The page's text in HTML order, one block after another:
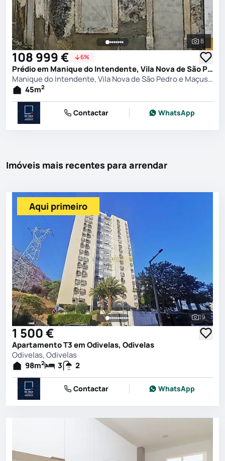
Ver
8
108 999 € 6%
Prédio em Manique do Intendente, Vila Nova de São Pedro e Maçussa, Azambuja
Manique do Intendente, Vila Nova de São Pedro e Maçussa, Azambuja
45m2
Contactar WhatsApp
Imóveis mais recentes para arrendar
Ver
19
Aqui primeiro
1 500 €
Apartamento T3 em Odivelas, Odivelas
Odivelas, Odivelas
98m2 3 2
Contactar WhatsApp